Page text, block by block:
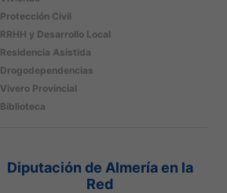
Protección Civil
RRHH y Desarrollo Local
Residencia Asistida
Drogodependencias
Vivero Provincial
Biblioteca
Diputación de Almería en la
Red